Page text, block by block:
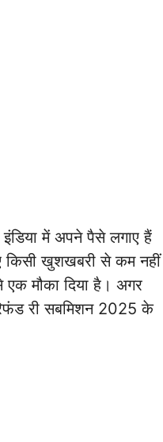
में अपने पैसे लगाए हैं
खुशखबरी से कम
मौका दिया है। अगर
री सबमिशन 2025 के